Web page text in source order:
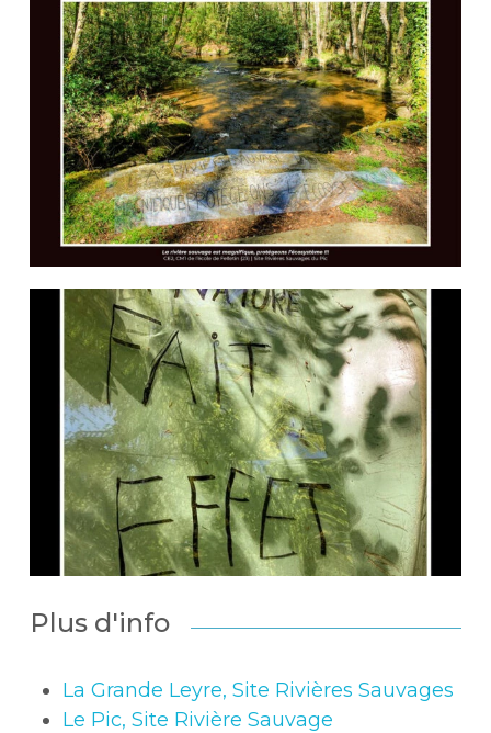
Plus d'info
La Grande Leyre, Site Rivières Sauvages
Le Pic, Site Rivière Sauvage